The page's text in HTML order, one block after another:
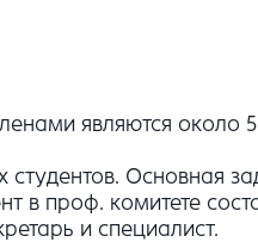
являются около
Основная
в проф. комитете
и специалист.